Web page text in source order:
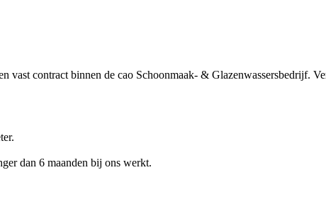
contract binnen de cao Schoonmaak- & Glazenwassersbedrijf.
dan 6 maanden bij ons werkt.